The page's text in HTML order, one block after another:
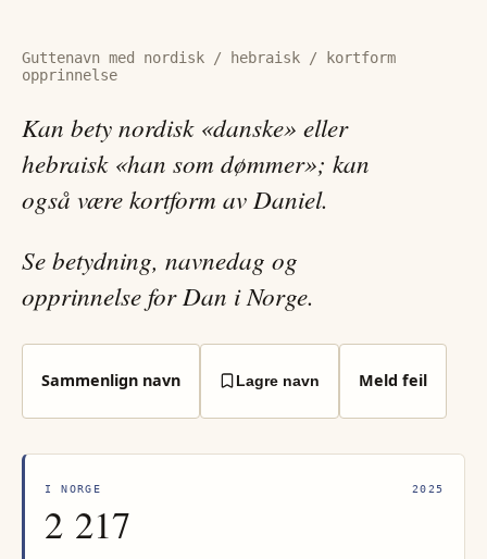
Guttenavn med nordisk / hebraisk / kortform
opprinnelse
Kan bety nordisk «danske» eller
hebraisk «han som dømmer»; kan
også være kortform av Daniel.
Se betydning, navnedag og
opprinnelse for Dan i Norge.
Sammenlign navn Lagre navn Meld feil
I NORGE 2025
2 217